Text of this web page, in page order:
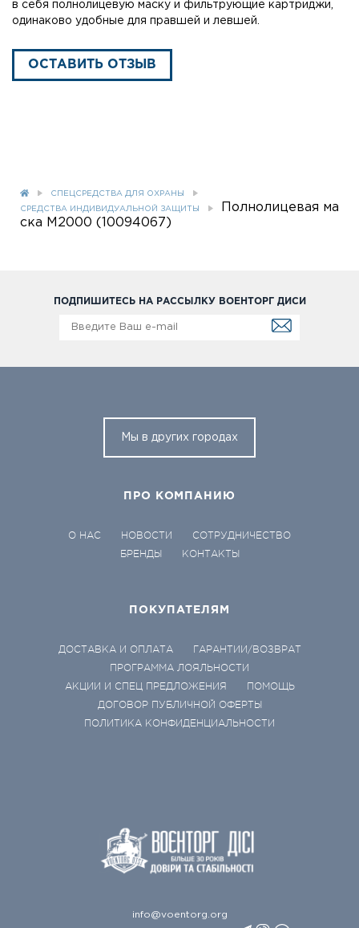
в себя полнолицевую маску и фильтрующие картриджи,
одинаково удобные для правшей и левшей.
ОСТАВИТЬ ОТЗЫВ
СПЕЦСРЕДСТВА ДЛЯ ОХРАНЫ
СРЕДСТВА ИНДИВИДУАЛЬНОЙ ЗАЩИТЫ
Полнолицевая ма
ска M2000 (10094067)
ПОДПИШИТЕСЬ НА РАССЫЛКУ ВОЕНТОРГ ДИСИ
Мы в других городах
ПРО КОМПАНИЮ
О НАС НОВОСТИ
СОТРУДНИЧЕСТВО
БРЕНДЫ
КОНТАКТЫ
ПОКУПАТЕЛЯМ
ДОСТАВКА И ОПЛАТА
ГАРАНТИИ/ВОЗВРАТ
ПРОГРАММА ЛОЯЛЬНОСТИ
АКЦИИ И СПЕЦ ПРЕДЛОЖЕНИЯ
ПОМОЩЬ
ДОГОВОР ПУБЛИЧНОЙ ОФЕРТЫ
ПОЛИТИКА КОНФИДЕНЦИАЛЬНОСТИ
info@voentorg.org